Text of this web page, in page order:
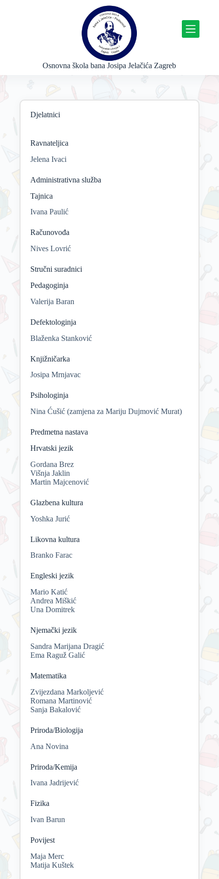
Osnovna škola bana Josipa Jelačića Zagreb
Djelatnici
Ravnateljica
Jelena Ivaci
Administrativna služba
Tajnica
Ivana Paulić
Računovođa
Nives Lovrić
Stručni suradnici
Pedagoginja
Valerija Baran
Defektologinja
Blaženka Stanković
Knjižničarka
Josipa Mrnjavac
Psihologinja
Nina Ćušić (zamjena za Mariju Dujmović Murat)
Predmetna nastava
Hrvatski jezik
Gordana Brez
Višnja Jaklin
Martin Majcenović
Glazbena kultura
Yoshka Jurić
Likovna kultura
Branko Farac
Engleski jezik
Mario Katić
Andrea Miškić
Una Domitrek
Njemački jezik
Sandra Marijana Dragić
Ema Raguž Galić
Matematika
Zvijezdana Markoljević
Romana Martinović
Sanja Bakalović
Priroda/Biologija
Ana Novina
Priroda/Kemija
Ivana Jadrijević
Fizika
Ivan Barun
Povijest
Maja Merc
Matija Kuštek